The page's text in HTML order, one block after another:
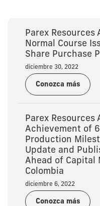
Parex
Normal Course
Share Purchase
diciembre 30, 2022
Conozca más
Parex Resources
Achievement of
Production
Update and
Ahead of Capital
Colombia
diciembre 6, 2022
Conozca más